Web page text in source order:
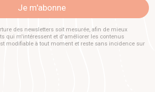
Je m'abonne
des newsletters soit mesurée, afin de mieux
qui m'intéressent et d'améliorer les contenus
modifiable à tout moment et reste sans incidence sur